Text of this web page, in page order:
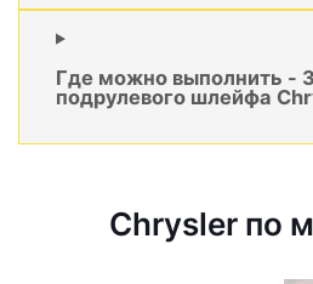
Где можно выполнить -
подрулевого шлейфа
Chrysler по